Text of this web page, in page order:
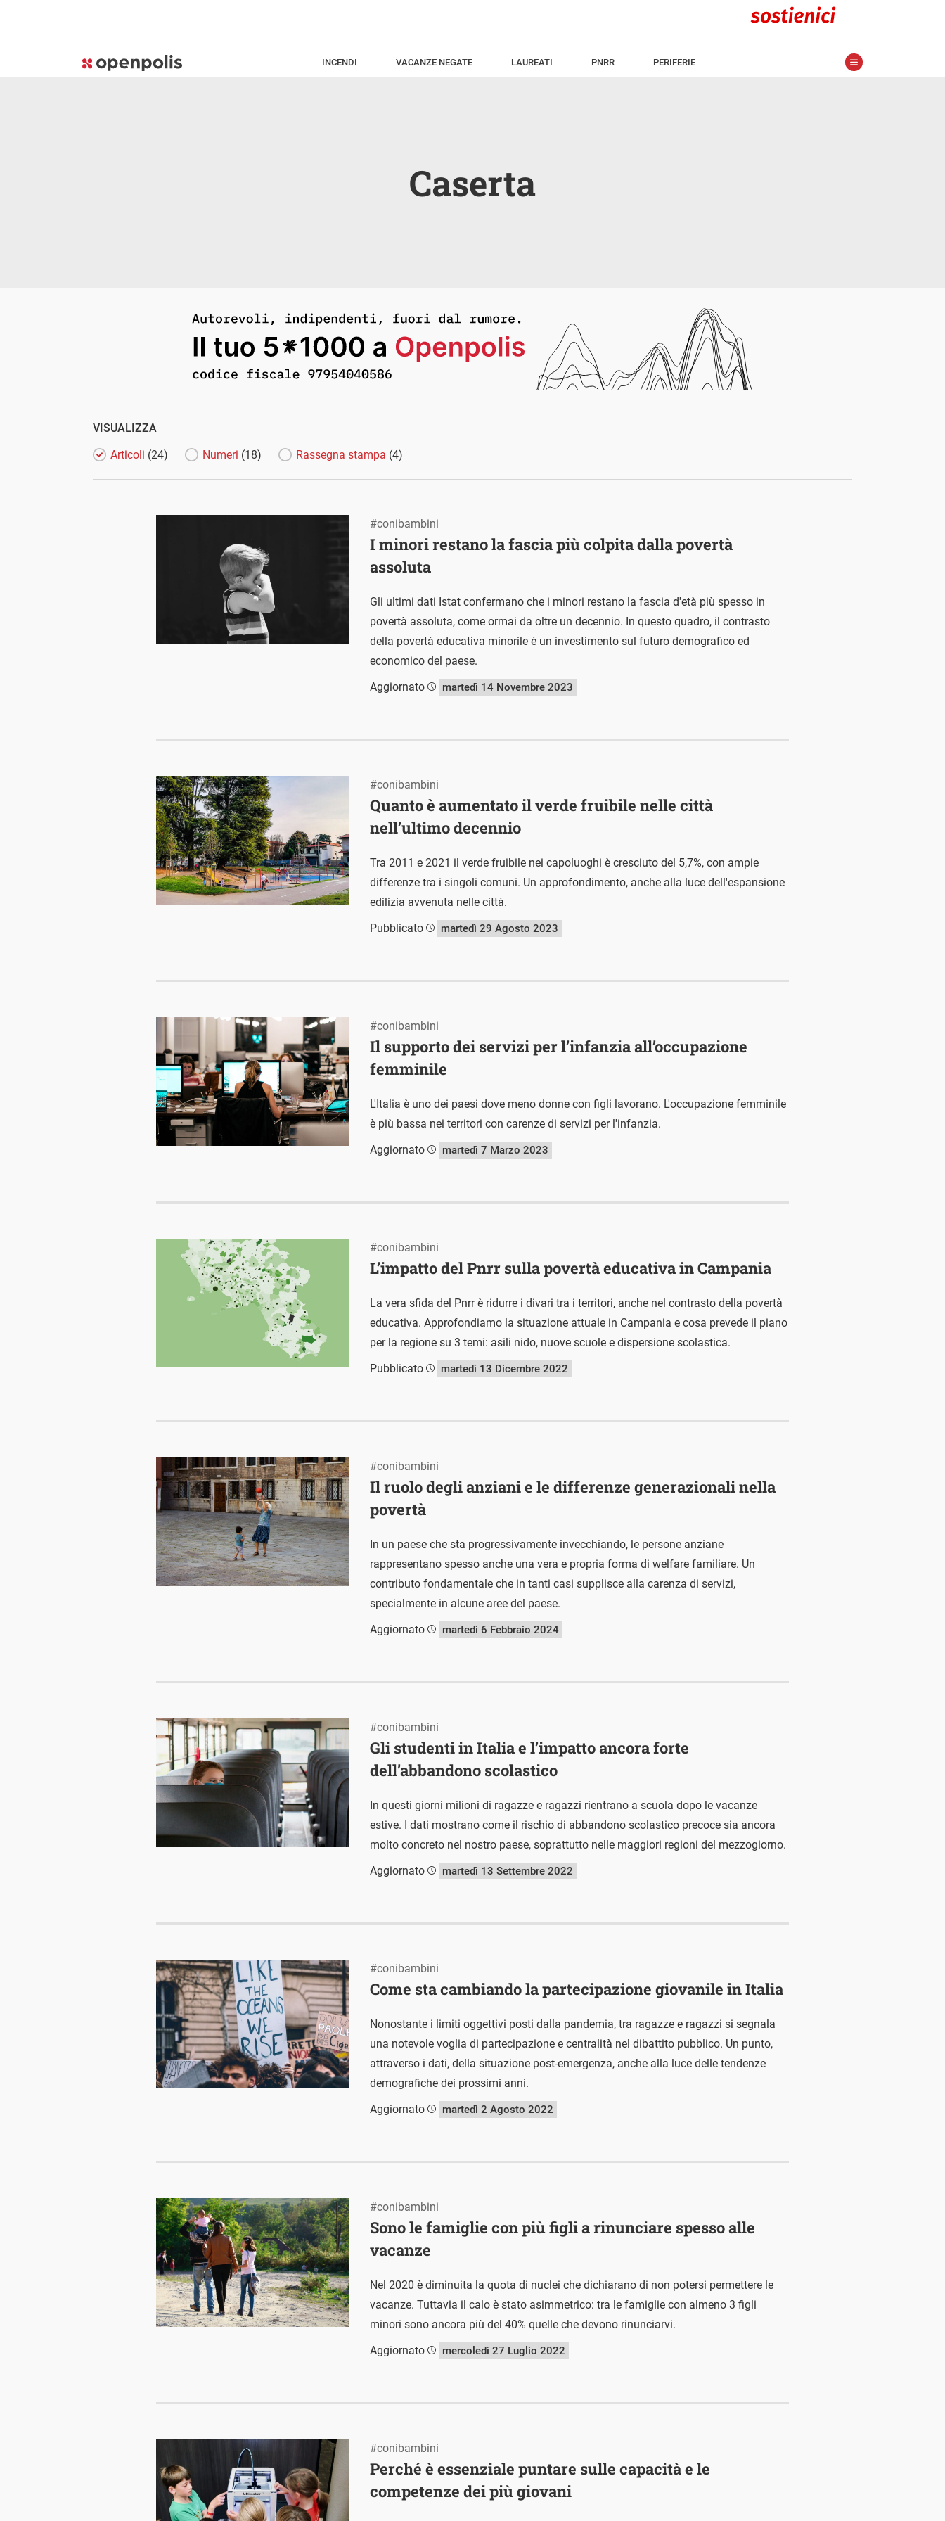
INCENDI VACANZE NEGATE LAUREATI PNRR PERIFERIE
Caserta
VISUALIZZA
Articoli (24) Numeri (18) Rassegna stampa (4)
I minori restano la fascia più colpita dalla povertà
assoluta
#conibambini
Gli ultimi dati Istat confermano che i minori restano la fascia d'età più spesso in
povertà assoluta, come ormai da oltre un decennio. In questo quadro, il contrasto
della povertà educativa minorile è un investimento sul futuro demografico ed
economico del paese.
Aggiornato
martedì 14 Novembre 2023
Quanto è aumentato il verde fruibile nelle città
nell’ultimo decennio
#conibambini
Tra 2011 e 2021 il verde fruibile nei capoluoghi è cresciuto del 5,7%, con ampie
differenze tra i singoli comuni. Un approfondimento, anche alla luce dell'espansione
edilizia avvenuta nelle città.
Pubblicato
martedì 29 Agosto 2023
Il supporto dei servizi per l’infanzia all’occupazione
femminile
#conibambini
L'Italia è uno dei paesi dove meno donne con figli lavorano. L'occupazione femminile
è più bassa nei territori con carenze di servizi per l'infanzia.
Aggiornato
martedì 7 Marzo 2023
L’impatto del Pnrr sulla povertà educativa in Campania
#conibambini
La vera sfida del Pnrr è ridurre i divari tra i territori, anche nel contrasto della povertà
educativa. Approfondiamo la situazione attuale in Campania e cosa prevede il piano
per la regione su 3 temi: asili nido, nuove scuole e dispersione scolastica.
Pubblicato
martedì 13 Dicembre 2022
Il ruolo degli anziani e le differenze generazionali nella
povertà
#conibambini
In un paese che sta progressivamente invecchiando, le persone anziane
rappresentano spesso anche una vera e propria forma di welfare familiare. Un
contributo fondamentale che in tanti casi supplisce alla carenza di servizi,
specialmente in alcune aree del paese.
Aggiornato
martedì 6 Febbraio 2024
Gli studenti in Italia e l’impatto ancora forte
dell’abbandono scolastico
#conibambini
In questi giorni milioni di ragazze e ragazzi rientrano a scuola dopo le vacanze
estive. I dati mostrano come il rischio di abbandono scolastico precoce sia ancora
molto concreto nel nostro paese, soprattutto nelle maggiori regioni del mezzogiorno.
Aggiornato
martedì 13 Settembre 2022
Come sta cambiando la partecipazione giovanile in Italia
#conibambini
Nonostante i limiti oggettivi posti dalla pandemia, tra ragazze e ragazzi si segnala
una notevole voglia di partecipazione e centralità nel dibattito pubblico. Un punto,
attraverso i dati, della situazione post-emergenza, anche alla luce delle tendenze
demografiche dei prossimi anni.
Aggiornato
martedì 2 Agosto 2022
Sono le famiglie con più figli a rinunciare spesso alle
vacanze
#conibambini
Nel 2020 è diminuita la quota di nuclei che dichiarano di non potersi permettere le
vacanze. Tuttavia il calo è stato asimmetrico: tra le famiglie con almeno 3 figli
minori sono ancora più del 40% quelle che devono rinunciarvi.
Aggiornato
mercoledì 27 Luglio 2022
Perché è essenziale puntare sulle capacità e le
competenze dei più giovani
#conibambini